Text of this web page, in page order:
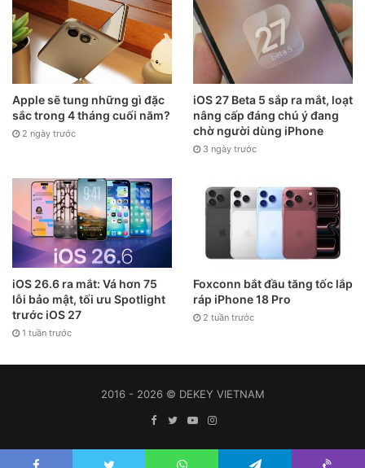
Apple sẽ tung những gì đặc
sắc trong 4 tháng cuối năm?
2 ngày trước
iOS 27 Beta 5 sắp ra mắt, loạt
nâng cấp đáng chú ý đang
chờ người dùng iPhone
3 ngày trước
iOS 26.6 ra mắt: Vá hơn 75
lỗi bảo mật, tối ưu Spotlight
trước iOS 27
1 tuần trước
Foxconn bắt đầu tăng tốc lắp
ráp iPhone 18 Pro
2 tuần trước
2016 - 2026 © DEKEY VIETNAM
FacebookTwitterYouTubeInstagram